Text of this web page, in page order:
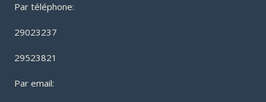
Par téléphone:
29023237
29523821
Par email: